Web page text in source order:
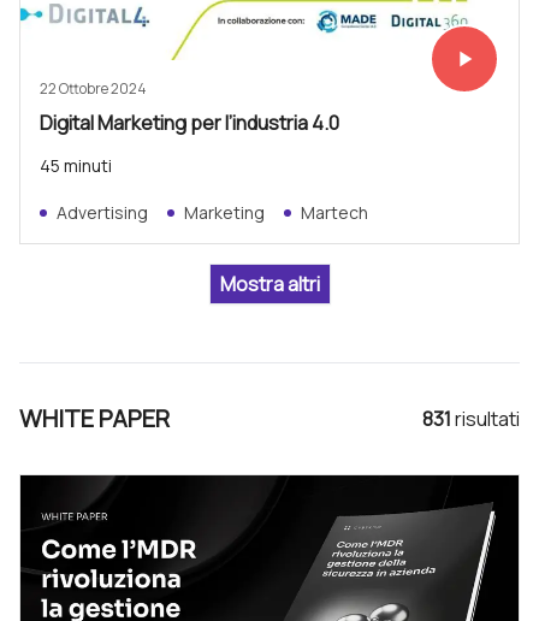
Vedi subito
play_arrow
22 Ottobre 2024
Digital Marketing per l’industria 4.0
45 minuti
Advertising Marketing Martech
WHITE PAPER 831risultati